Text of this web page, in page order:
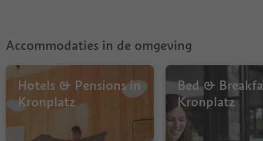
Accommodaties in de omgeving
Hotels & Pensions in
Kronplatz
Bed &
Kronplatz